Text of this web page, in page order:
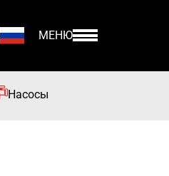
МЕНЮ
Насосы